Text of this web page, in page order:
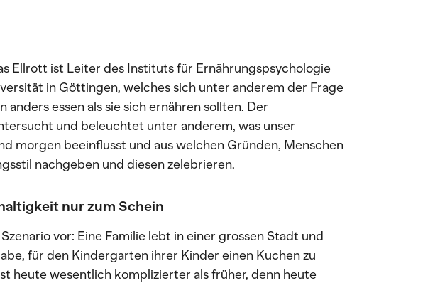
Ellrott ist Leiter des Instituts für Ernährungspsychologie
in Göttingen, welches sich unter anderem der Frage
essen als sie sich ernähren sollten. Der
und beleuchtet unter anderem, was unser
morgen beeinflusst und aus welchen Gründen, Menschen
nachgeben und diesen zelebrieren.
nur zum Schein
vor: Eine Familie lebt in einer grossen Stadt und
für den Kindergarten ihrer Kinder einen Kuchen zu
heute wesentlich komplizierter als früher, denn heute